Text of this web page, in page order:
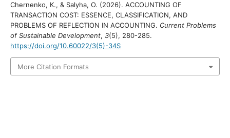
Chernenko, K., & Salyha, O. (2026). ACCOUNTING OF
TRANSACTION COST: ESSENCE, CLASSIFICATION, AND
PROBLEMS OF REFLECTION IN ACCOUNTING. Current Problems
of Sustainable Development, 3(5), 280-285.
https://doi.org/10.60022/3(5)-34S
More Citation Formats